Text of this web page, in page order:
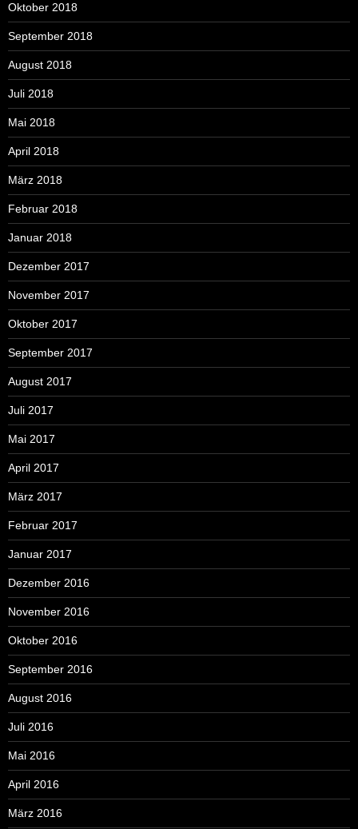
Oktober 2018
September 2018
August 2018
Juli 2018
Mai 2018
April 2018
März 2018
Februar 2018
Januar 2018
Dezember 2017
November 2017
Oktober 2017
September 2017
August 2017
Juli 2017
Mai 2017
April 2017
März 2017
Februar 2017
Januar 2017
Dezember 2016
November 2016
Oktober 2016
September 2016
August 2016
Juli 2016
Mai 2016
April 2016
März 2016